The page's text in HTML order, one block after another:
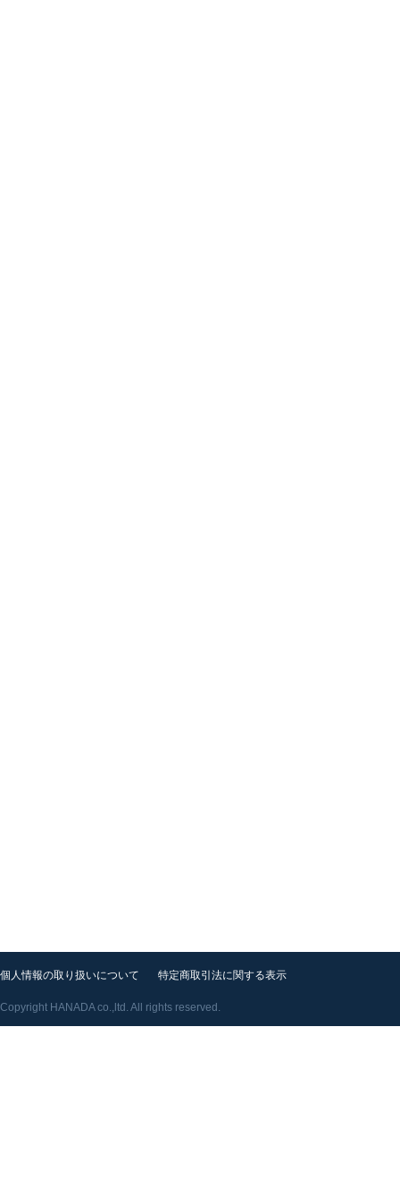
個人情報の取り扱いについて 特定商取引法に関する表示
Copyright HANADA co.,ltd. All rights reserved.